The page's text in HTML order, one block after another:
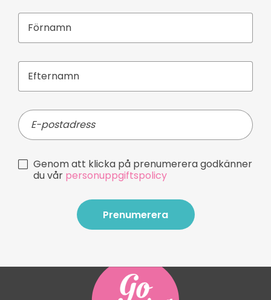
Genom att klicka på prenumerera godkänner
du vår personuppgiftspolicy
Prenumerera
Prenumerera